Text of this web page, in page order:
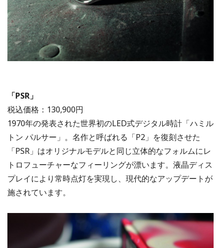
「PSR」
税込価格：130,900円
1970年の発表された世界初のLED式デジタル時計「ハミル
トン パルサー」。名作と呼ばれる「P2」を復刻させた
「PSR」はオリジナルモデルと同じ立体的なフォルムにレ
トロフューチャーなフィーリングが漂います。液晶ディス
プレイにより常時点灯を実現し、現代的なアップデートが
施されています。